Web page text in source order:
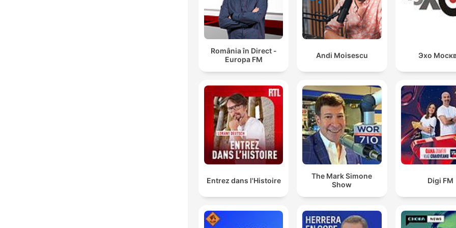
România în Direct -
Europa FM
Andi Moisescu Эхо
Entrez dans l'Histoire
The Mark Simone
Show
Digi FM